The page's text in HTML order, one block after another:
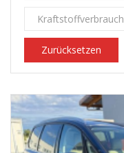
Kraftstoffverbrauch
Zurücksetzen